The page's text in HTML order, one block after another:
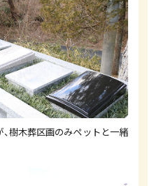
樹木葬区画のみペットと一緒